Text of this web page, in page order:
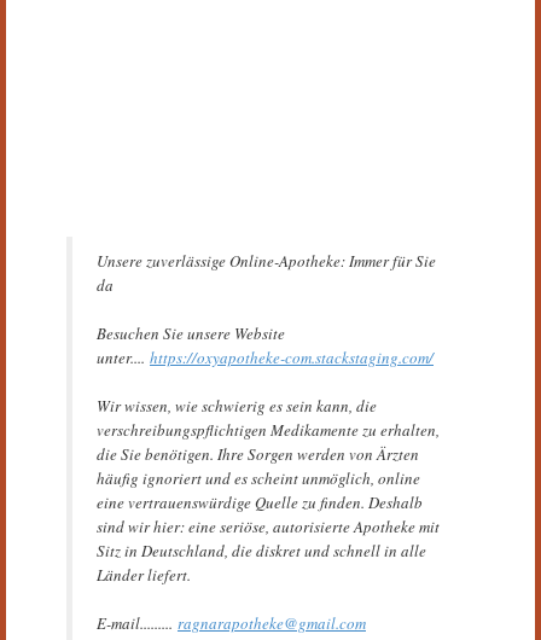
Unsere zuverlässige Online-Apotheke: Immer für Sie
da
Besuchen Sie unsere Website
unter.... https://oxyapotheke-com.stackstaging.com/
Wir wissen, wie schwierig es sein kann, die
verschreibungspflichtigen Medikamente zu erhalten,
die Sie benötigen. Ihre Sorgen werden von Ärzten
häufig ignoriert und es scheint unmöglich, online
eine vertrauenswürdige Quelle zu finden. Deshalb
sind wir hier: eine seriöse, autorisierte Apotheke mit
Sitz in Deutschland, die diskret und schnell in alle
Länder liefert.
E-mail......... ragnarapotheke@gmail.com